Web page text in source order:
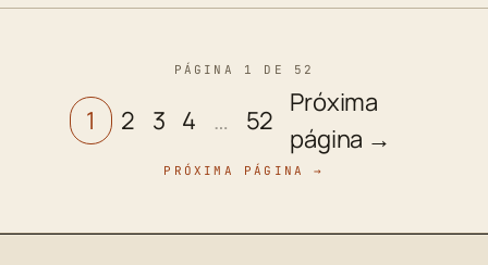
PÁGINA 1 DE 52
1 2 3 4 … 52
Próxima
página →
PRÓXIMA PÁGINA →